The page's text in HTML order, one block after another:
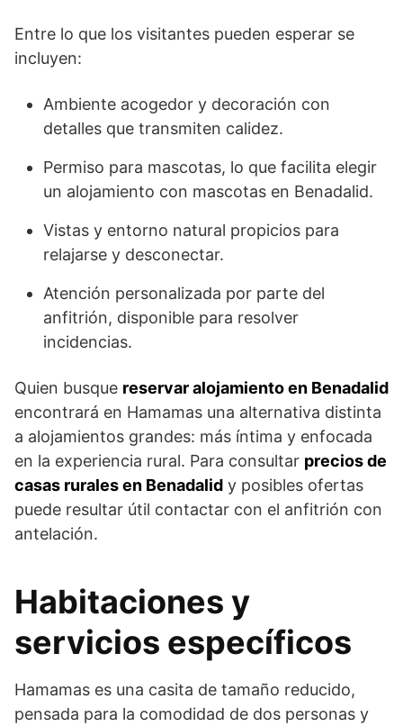
Entre lo que los visitantes pueden esperar se
incluyen:
Ambiente acogedor y decoración con
detalles que transmiten calidez.
Permiso para mascotas, lo que facilita elegir
un alojamiento con mascotas en Benadalid.
Vistas y entorno natural propicios para
relajarse y desconectar.
Atención personalizada por parte del
anfitrión, disponible para resolver
incidencias.
Quien busque reservar alojamiento en Benadalid
encontrará en Hamamas una alternativa distinta
a alojamientos grandes: más íntima y enfocada
en la experiencia rural. Para consultar precios de
casas rurales en Benadalid y posibles ofertas
puede resultar útil contactar con el anfitrión con
antelación.
Habitaciones y
servicios específicos
Hamamas es una casita de tamaño reducido,
pensada para la comodidad de dos personas y